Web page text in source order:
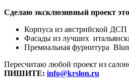
Сделаю эксклюзивный проект
Корпуса из австрийской ДСП
Фасады из лучших
Премиальная фурнитура
Пересчитаю любой проект из
ПИШИТЕ: info@krslon.ru